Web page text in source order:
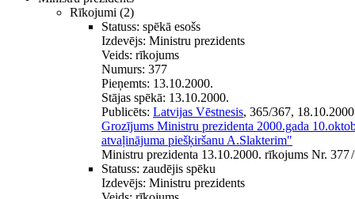
Rīkojumi (2)
Statuss: spēkā esošs
Izdevējs: Ministru prezidents
Veids: rīkojums
Numurs: 377
Pieņemts: 13.10.2000.
Stājas spēkā: 13.10.2000.
Publicēts: Latvijas Vēstnesis, 365/367,
Grozījums Ministru prezidenta 2000.gada
atvaļinājuma piešķiršanu A.Slakterim"
Ministru prezidenta 13.10.2000. rīkojums Nr. 377/
Statuss: zaudējis spēku
Izdevējs: Ministru prezidents